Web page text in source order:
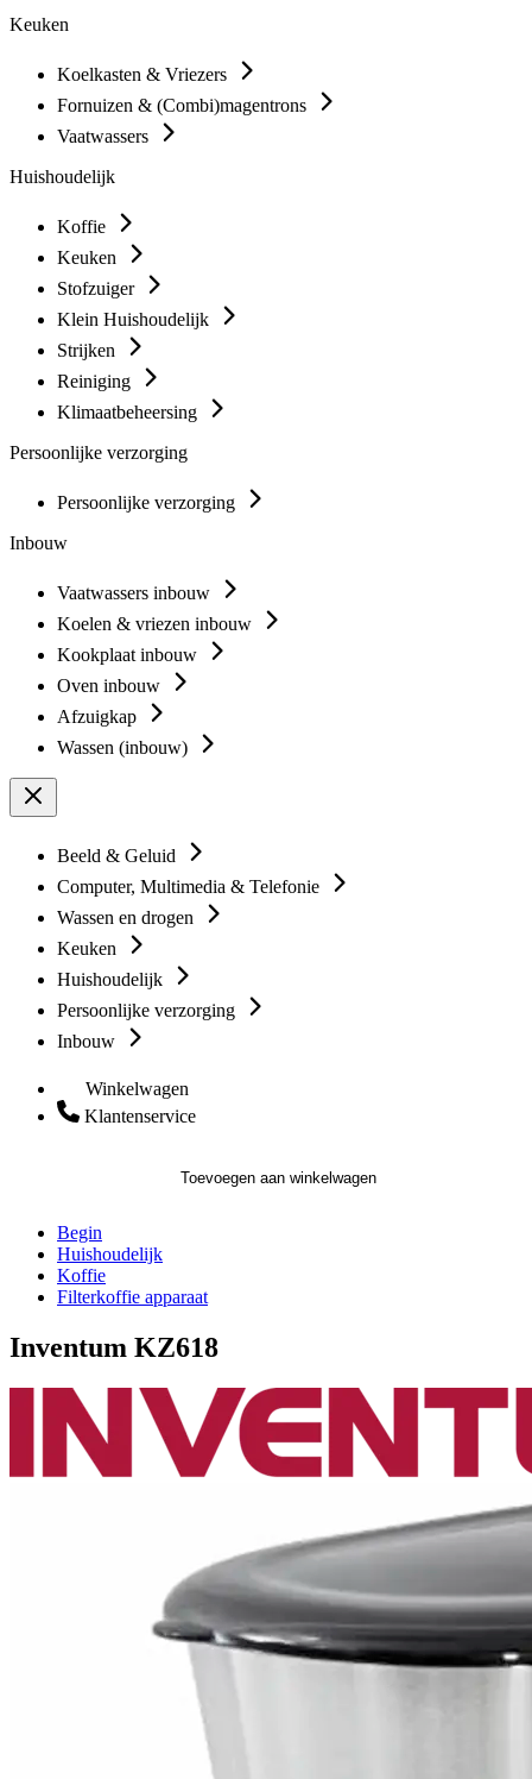
Keuken
Koelkasten & Vriezers
Fornuizen & (Combi)magentrons
Vaatwassers
Huishoudelijk
Koffie
Keuken
Stofzuiger
Klein Huishoudelijk
Strijken
Reiniging
Klimaatbeheersing
Persoonlijke verzorging
Persoonlijke verzorging
Inbouw
Vaatwassers inbouw
Koelen & vriezen inbouw
Kookplaat inbouw
Oven inbouw
Afzuigkap
Wassen (inbouw)
Beeld & Geluid
Computer, Multimedia & Telefonie
Wassen en drogen
Keuken
Huishoudelijk
Persoonlijke verzorging
Inbouw
Winkelwagen
Klantenservice
Toevoegen aan winkelwagen
Begin
Huishoudelijk
Koffie
Filterkoffie apparaat
Inventum KZ618